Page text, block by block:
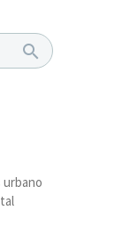
urbano